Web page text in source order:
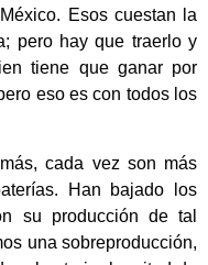
Esos cuestan la
pero hay que traerlo y
tiene que ganar por
eso es con todos los
cada vez son más
Han bajado los
su producción de tal
una sobreproducción,